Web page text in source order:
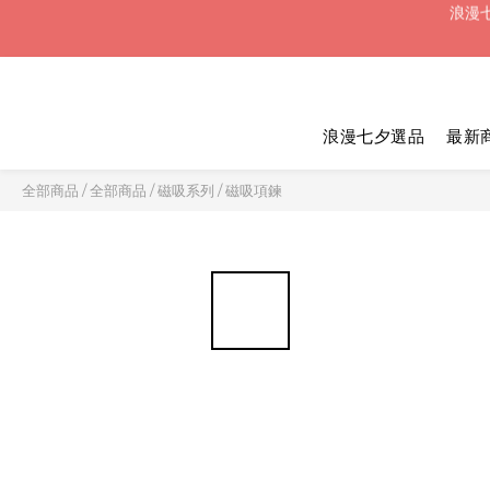
浪漫
浪漫七夕選品 最新
全部商品 /全部商品 /磁吸系列 /磁吸項鍊